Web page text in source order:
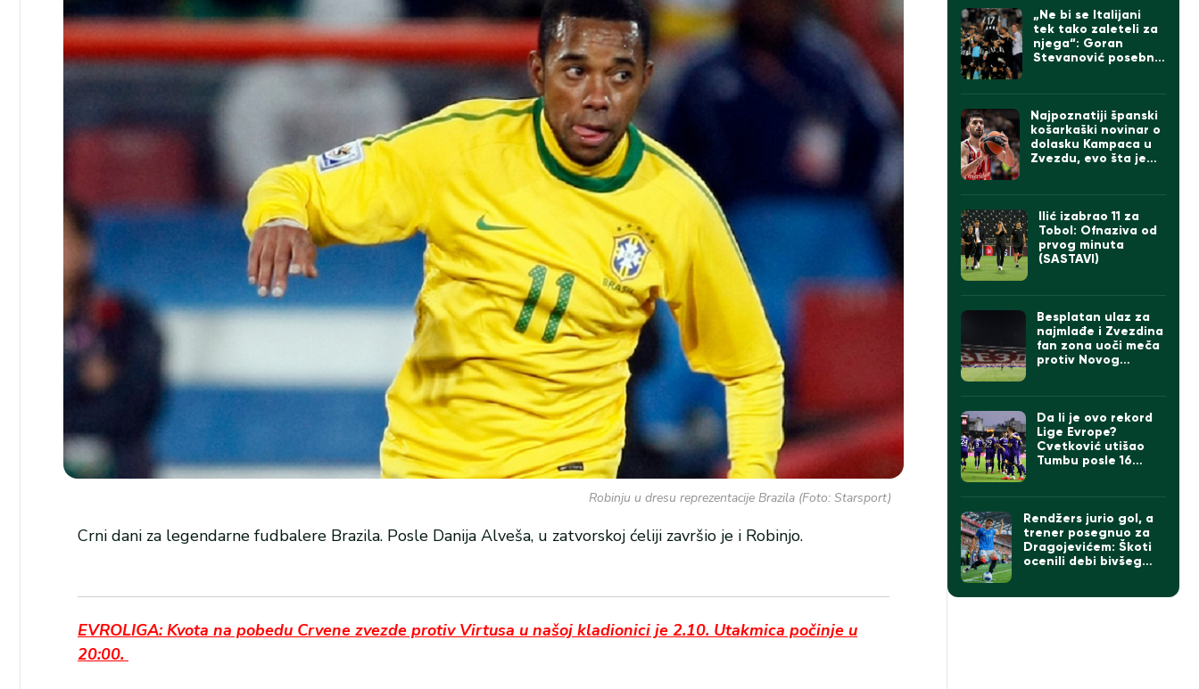
Robinju u dresu reprezentacije Brazila (Foto: Starsport)
Crni dani za legendarne fudbalere Brazila. Posle Danija Alveša, u zatvorskoj ćeliji završio je i Robinjo.
EVROLIGA: Kvota na pobedu Crvene zvezde protiv Virtusa u našoj kladionici je 2.10. Utakmica počinje u
20:00.
„Ne bi se Italijani
tek tako zaleteli za
njega“: Goran
Stevanović posebno
Najpoznatiji španski
košarkaški novinar o
dolasku Kampaca u
Zvezdu, evo šta je
Ilić izabrao 11 za
Tobol: Ofnaziva od
prvog minuta
(SASTAVI)
Besplatan ulaz za
najmlađe i Zvezdina
fan zona uoči meča
protiv Novog
Da li je ovo rekord
Lige Evrope?
Cvetković utišao
Tumbu posle 16
Rendžers jurio gol, a
trener posegnuo za
Dragojevićem: Škoti
ocenili debi bivšeg